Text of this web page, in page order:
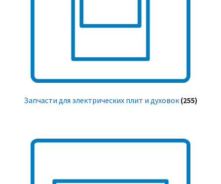
Запчасти для электрических плит и духовок (255)